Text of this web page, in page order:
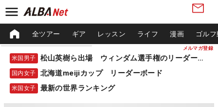
メルマガ登録
全ツアー ギア レッスン ライフ 漫画 ゴル
米国男子 松山英樹ら出場 ウィンダム選手権のリーダーボード
国内女子 北海道meijiカップ リーダーボード
米国女子 最新の世界ランキング